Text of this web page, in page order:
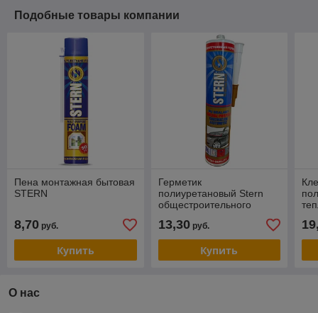
Подобные товары компании
Пена монтажная бытовая
STERN
8,70 руб.
Купить
Герметик
полиуретановый Stern
общестроительного
13,30руб.
Купить
О нас